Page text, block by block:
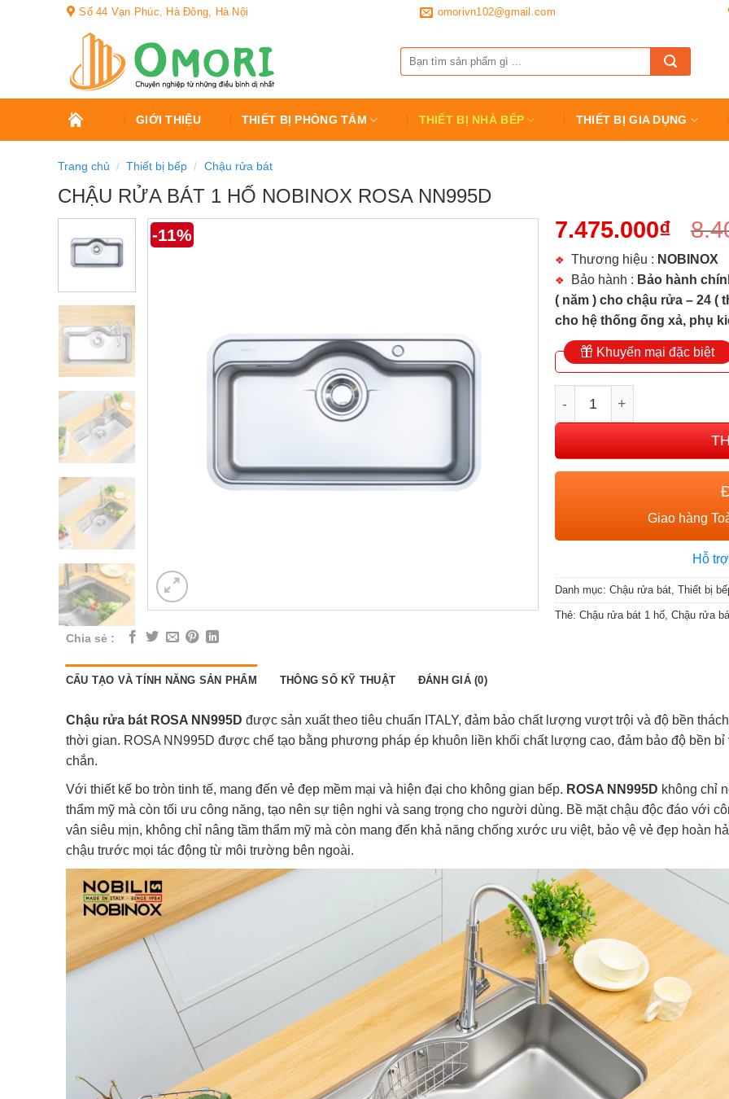
Số 44 Vạn Phúc, Hà Đông, Hà Nội omorivn102@gmail.com
kiếm:
TRANG
CHỦ
GIỚI THIỆU THIẾT BỊ PHÒNG TẮM THIẾT BỊ NHÀ BẾP THIẾT BỊ GIA DỤNG
Trang chủ / Thiết bị bếp / Chậu rửa bát
CHẬU RỬA BÁT 1 HỐ NOBINOX ROSA NN995D
-11%
Chia sẻ :
7.475.000₫
Thương hiệu : NOBINOX
Bảo hành : Bảo hành
( năm ) cho chậu rửa – 24 (
cho hệ thống ống xả, phụ
Khuyến mại đặc biệt
Giao hàng
Hỗ
Danh mục: Chậu rửa bát, Thiết bị
Thẻ: Chậu rửa bát 1 hố, Chậu rửa
CẤU TẠO VÀ TÍNH NĂNG SẢN PHẨM THÔNG SỐ KỸ THUẬT ĐÁNH GIÁ (0)
Chậu rửa bát ROSA NN995D được sản xuất theo tiêu chuẩn ITALY, đảm bảo chất lượng vượt trội và độ bền
thời gian. ROSA NN995D được chế tạo bằng phương pháp ép khuôn liền khối chất lượng cao, đảm bảo độ bền bỉ
chắn.
Với thiết kế bo tròn tinh tế, mang đến vẻ đẹp mềm mại và hiện đại cho không gian bếp. ROSA NN995D không chỉ
thẩm mỹ mà còn tối ưu công năng, tạo nên sự tiện nghi và sang trọng cho người dùng. Bề mặt chậu độc đáo với
vân siêu mịn, không chỉ nâng tầm thẩm mỹ mà còn mang đến khả năng chống xước ưu việt, bảo vệ vẻ đẹp hoàn
chậu trước mọi tác động từ môi trường bên ngoài.